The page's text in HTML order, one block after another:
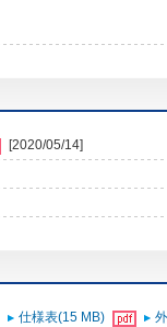
[2020/05/14]
仕様表(15 MB)